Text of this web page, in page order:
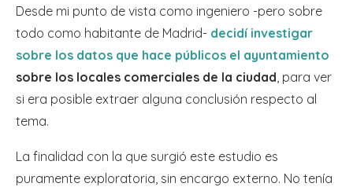
Desde mi punto de vista como ingeniero -pero sobre
todo como habitante de Madrid- decidí investigar
sobre los datos que hace públicos el ayuntamiento
sobre los locales comerciales de la ciudad , para ver
si era posible extraer alguna conclusión respecto al
tema.
La finalidad con la que surgió este estudio es
puramente exploratoria, sin encargo externo. No tenía